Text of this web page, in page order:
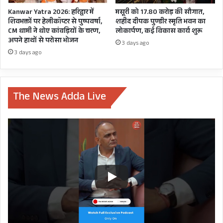
गाने के बोल कुछ तरह हैं:
‘नकर नकर भ्रष्टाचार, सख्त हैरे यो सरकार,
जीरो टॉलरेंस मोटो, पारदर्शी ईमानदार।
कुमाऊंनी में लिखे गए इस गीत के माध्यम से गीतकार और
गायक भूपेंद्र बसेड़ा ने धामी सरकार द्वारा किए जा रहे
करप्शन पर जीरो टॉलरेंस के दावे से लेकर नकल माफिया
Kanwar Yatra 2026: हरिद्वार में
शिवभक्तों पर हेलीकॉप्टर से पुष्पवर्षा,
CM धामी ने धोए कांवड़ियों के चरण,
अपने हाथों से परोसा भोजन
3 days ago
मसूरी को 17.80 करोड़ की सौगात,
शहीद दीपक पुण्डीर स्मृति भवन का
लोकार्पण, कई विकास कार्य शुरू
3 days ago
The News Adda Live